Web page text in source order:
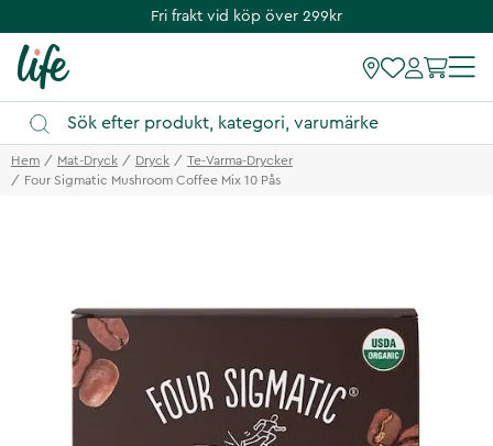
Fri frakt vid köp över 299kr
Hem Mat-Dryck Dryck
Te-Varma-Drycker
Four Sigmatic Mushroom Coffee Mix 10 Pås